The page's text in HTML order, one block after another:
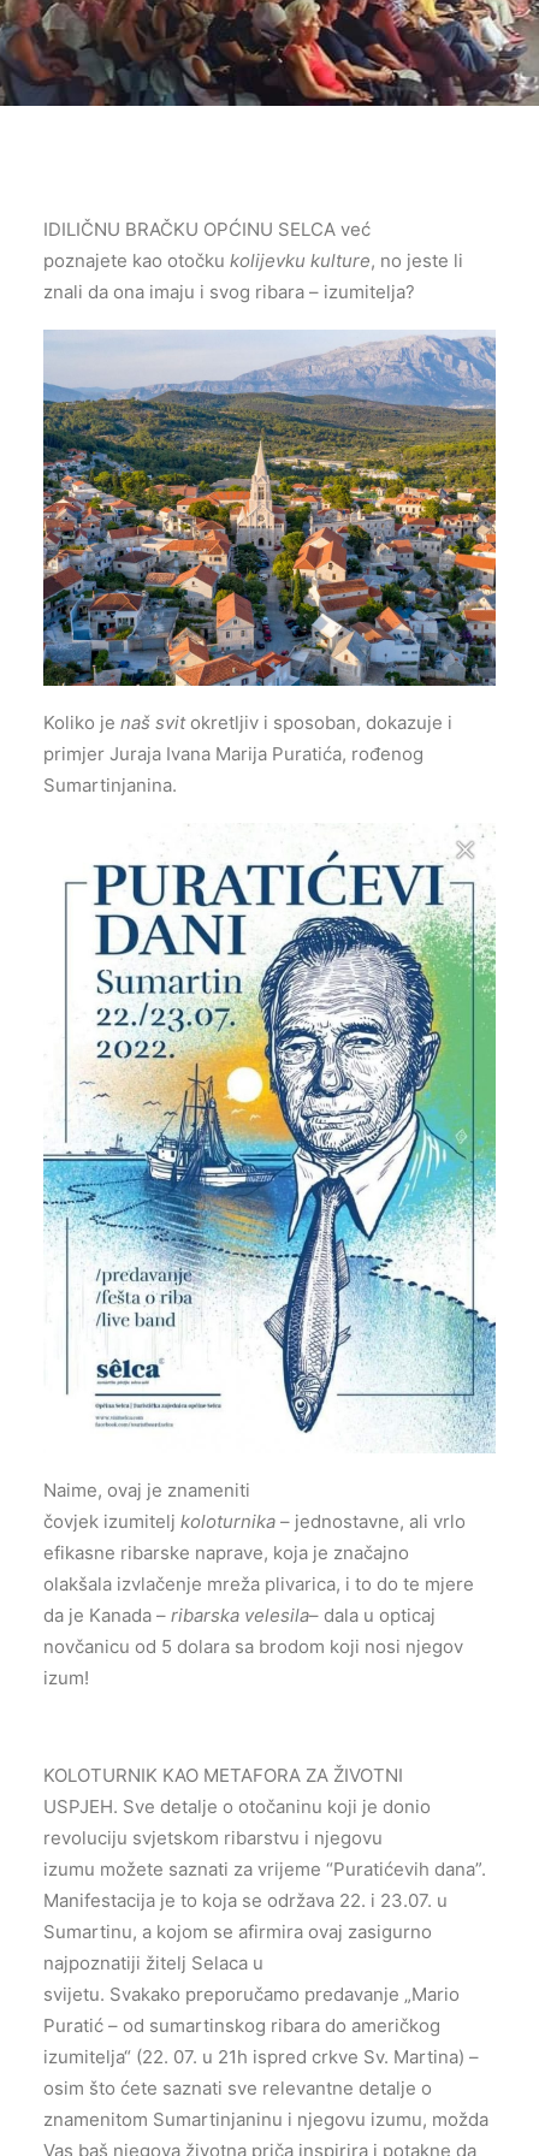
IDILIČNU BRAČKU OPĆINU SELCA već
poznajete kao otočku kolijevku kulture, no jeste li
znali da ona imaju i svog ribara – izumitelja?
Koliko je naš svitokretljiv i sposoban, dokazuje i
primjer Juraja Ivana Marija Puratića, rođenog
Sumartinjanina.
Naime, ovaj je znameniti
čovjek izumitelj koloturnika – jednostavne, ali vrlo
efikasne ribarske naprave, koja je značajno
olakšala izvlačenje mreža plivarica, i to do te mjere
da je Kanada – ribarska velesila– dala u opticaj
novčanicu od 5 dolara sa brodom koji nosi njegov
izum!
KOLOTURNIK KAO METAFORA ZA ŽIVOTNI
USPJEH. Sve detalje o otočaninu koji je donio
revoluciju svjetskom ribarstvu i njegovu
izumu možete saznati za vrijeme “Puratićevih dana”.
Manifestacija je to koja se održava 22. i 23.07. u
Sumartinu, a kojom se afirmira ovaj zasigurno
najpoznatiji žitelj Selaca u
svijetu. Svakako preporučamo predavanje „Mario
Puratić – od sumartinskog ribara do američkog
izumitelja“ (22. 07. u 21h ispred crkve Sv. Martina) –
osim što ćete saznati sve relevantne detalje o
znamenitom Sumartinjaninu i njegovu izumu, možda
Vas baš njegova životna priča inspirira i potakne da